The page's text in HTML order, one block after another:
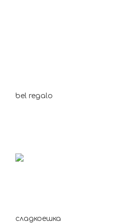
bel regalo
сладкоешка